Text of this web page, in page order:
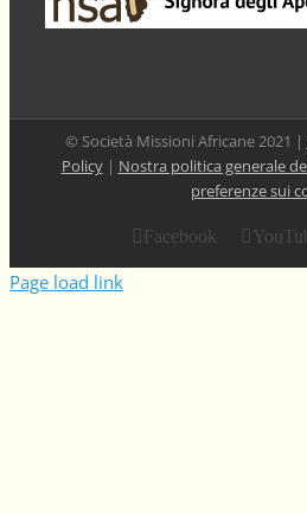
© Società Missioni Africane 2021 |
Policy| Nostra politica generale
preferenze sui
Facebook
Page load link